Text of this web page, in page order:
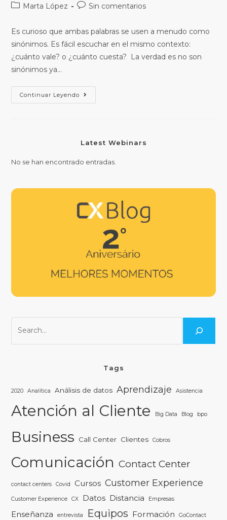
Marta López Sin comentarios
Es curioso que ambas palabras se usen a menudo como
sinónimos. Es fácil escuchar en el mismo contexto:
¿cuánto vale? o ¿cuánto cuesta? La verdad es no son
sinónimos ya…
Continuar Leyendo
Latest Webinars
No se han encontrado entradas.
Tags
2020 Analítica Análisis de datos Aprendizaje Asistencia
Atención al Cliente Big Data Blog bpo
Business Call Center Clientes Cobros
Comunicación Contact Center
contact centers Covid Cursos Customer Experience
Customer Experience CX Datos Distancia Empresas
Enseñanza entrevista Equipos Formación GoContact